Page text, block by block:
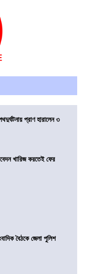
প্রাণ হারালেন ৩
খারিজ করতেই ফের
বৈঠকে জেলা পুলিশ